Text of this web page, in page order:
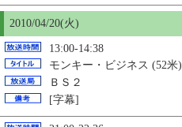
2010/04/20(火)
13:00-14:38
モンキー・ビジネス (52米)
ＢＳ２
[字幕]